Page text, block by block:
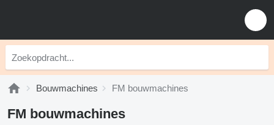
Bouwmachines FM bouwmachines
FM bouwmachines